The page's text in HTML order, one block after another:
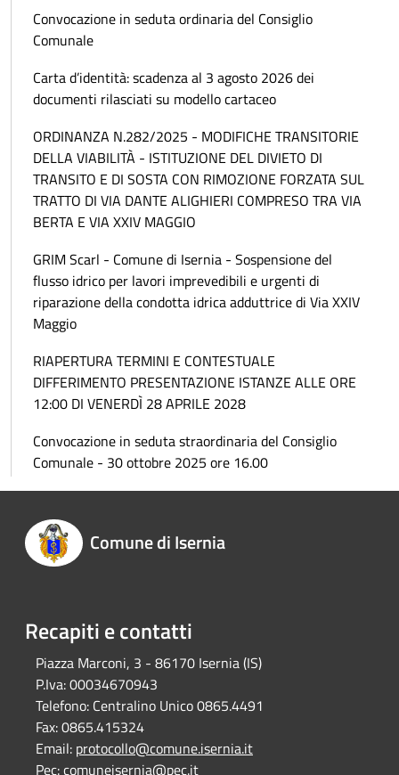
Convocazione in seduta ordinaria del Consiglio
Comunale
Carta d’identità: scadenza al 3 agosto 2026 dei
documenti rilasciati su modello cartaceo
ORDINANZA N.282/2025 - MODIFICHE TRANSITORIE
DELLA VIABILITÀ - ISTITUZIONE DEL DIVIETO DI
TRANSITO E DI SOSTA CON RIMOZIONE FORZATA SUL
TRATTO DI VIA DANTE ALIGHIERI COMPRESO TRA VIA
BERTA E VIA XXIV MAGGIO
GRIM Scarl - Comune di Isernia - Sospensione del
flusso idrico per lavori imprevedibili e urgenti di
riparazione della condotta idrica adduttrice di Via XXIV
Maggio
RIAPERTURA TERMINI E CONTESTUALE
DIFFERIMENTO PRESENTAZIONE ISTANZE ALLE ORE
12:00 DI VENERDÌ 28 APRILE 2028
Convocazione in seduta straordinaria del Consiglio
Comunale - 30 ottobre 2025 ore 16.00
Comune di Isernia
Recapiti e contatti
Piazza Marconi, 3 - 86170 Isernia (IS)
P.Iva:00034670943
Telefono: Centralino Unico 0865.4491
Fax:0865.415324
Email: protocollo@comune.isernia.it
Pec:comuneisernia@pec.it